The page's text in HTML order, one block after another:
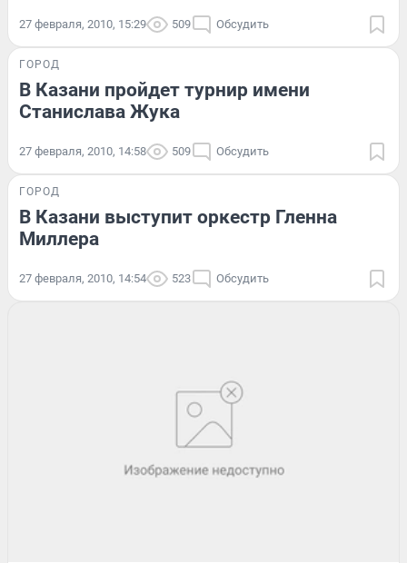
27 февраля, 2010, 15:29 509 Обсудить
ГОРОД
В Казани пройдет турнир имени
Станислава Жука
27 февраля, 2010, 14:58 509 Обсудить
ГОРОД
В Казани выступит оркестр Гленна
Миллера
27 февраля, 2010, 14:54 523 Обсудить